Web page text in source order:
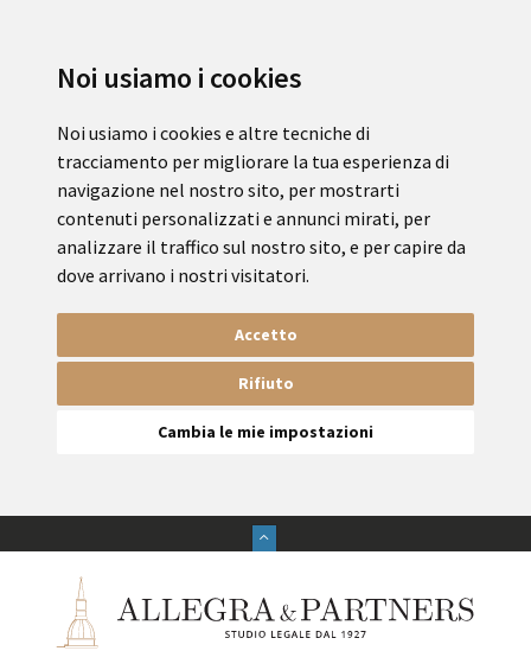
Noi usiamo i cookies
Noi usiamo i cookies e altre tecniche di
tracciamento per migliorare la tua esperienza di
navigazione nel nostro sito, per mostrarti
contenuti personalizzati e annunci mirati, per
analizzare il traffico sul nostro sito, e per capire da
dove arrivano i nostri visitatori.
Accetto
Rifiuto
Cambia le mie impostazioni